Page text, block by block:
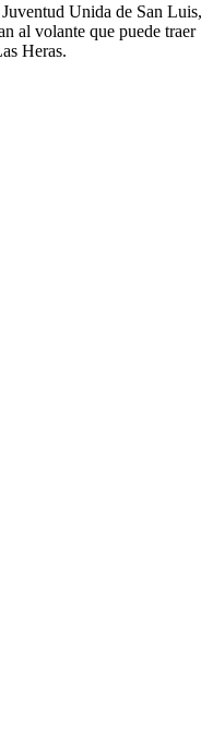
Unida de San Luis,
al volante que puede traer
Heras.